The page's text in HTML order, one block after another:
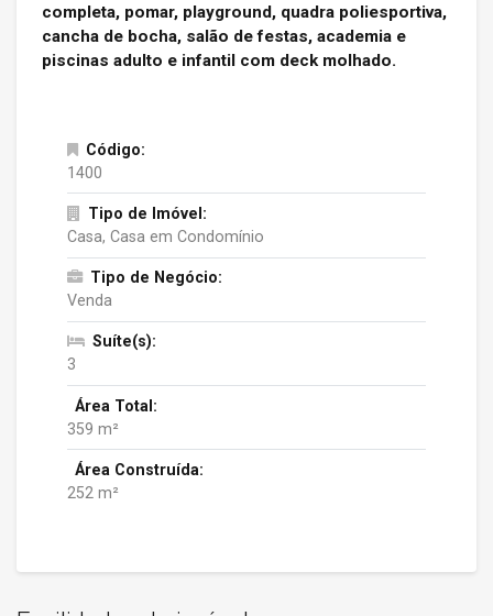
completa, pomar, playground, quadra poliesportiva,
cancha de bocha, salão de festas, academia e
piscinas adulto e infantil com deck molhado.
Código:
1400
Tipo de Imóvel:
Casa, Casa em Condomínio
Tipo de Negócio:
Venda
Suíte(s):
3
Área Total:
359 m²
Área Construída:
252 m²